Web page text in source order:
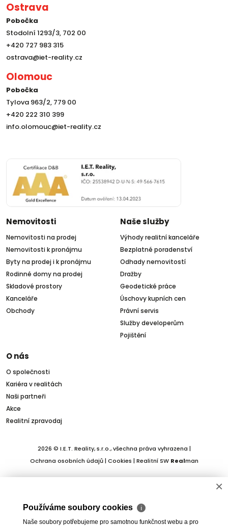
Ostrava
Pobočka
Stodolní 1293/3, 702 00
+420 727 983 315
ostrava@iet-reality.cz
Olomouc
Pobočka
Tylova 963/2, 779 00
+420 222 310 399
info.olomouc@iet-reality.cz
Nemovitosti
Nemovitosti na prodej
Nemovitosti k pronájmu
Byty na prodej i k pronájmu
Rodinné domy na prodej
Skladové prostory
Kanceláře
Obchody
Naše služby
Výhody realitní kanceláře
Bezplatné poradenství
Odhady nemovitostí
Dražby
Geodetické práce
Úschovy kupních cen
Právní servis
Služby developerům
Pojištění
O nás
O společnosti
Kariéra v realitách
Naši partneři
Akce
Realitní zpravodaj
2026 © I.E.T. Reality, s.r.o., všechna práva vyhrazena |
Ochrana osobních údajů| Cookies | Realitní SW Realman
×
Používáme soubory cookies ℹ
Naše soubory potřebujeme pro samotnou funkčnost webu a pro